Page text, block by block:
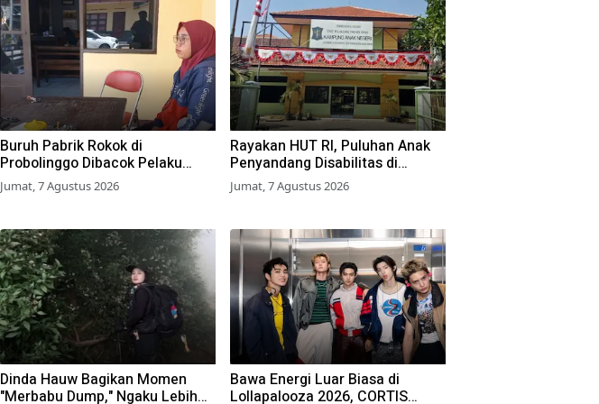
Buruh Pabrik Rokok di
Probolinggo Dibacok Pelaku
Begal, Motor dan Tas Amblas
Jumat, 7 Agustus 2026
Rayakan HUT RI, Puluhan Anak
Penyandang Disabilitas di
Surabaya Ikuti Beragam Lomba
Jumat, 7 Agustus 2026
Dinda Hauw Bagikan Momen
"Merbabu Dump," Ngaku Lebih
Bawa Energi Luar Biasa di
Lollapalooza 2026, CORTIS